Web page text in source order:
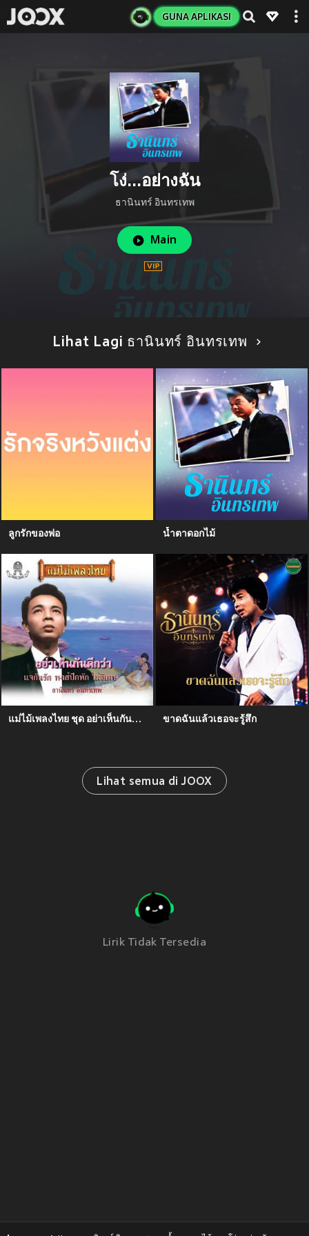
GUNA APLIKASI
โง่...อย่างฉัน
ธานินทร์ อินทรเทพ
Main
Lihat Lagi ธานินทร์ อินทรเทพ
ลูกรักของพ่อ น้ำตาดอกไม้
แม่ไม้เพลงไทย ชุด อย่าเห็นกันดีกว่า ขาดฉันแล้วเธอจะรู้สึก
Lihat semua di JOOX
Lirik Tidak Tersedia